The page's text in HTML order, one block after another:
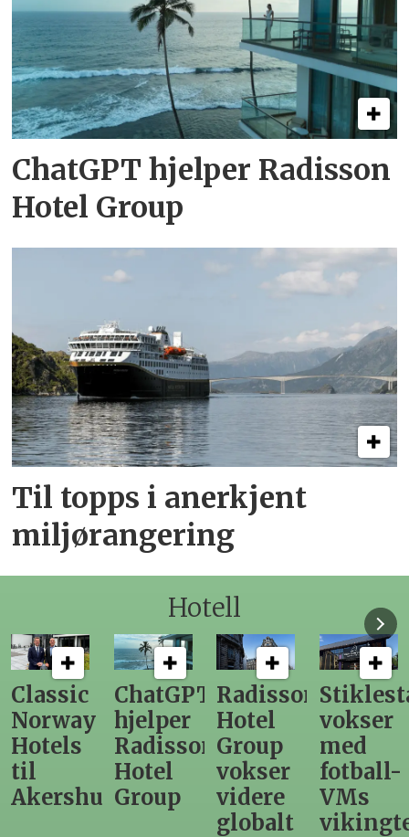
ChatGPT hjelper Radisson
Hotel Group
Til topps i anerkjent
miljørangering
Hotell
ChatGPT
hjelper
Radisson
Hotel
Group
Radisson
Hotel
Group
vokser
videre
Stiklestad
vokser
med
fotball-
VMs
vikingtematikk
Fra
direktør
til
nytt